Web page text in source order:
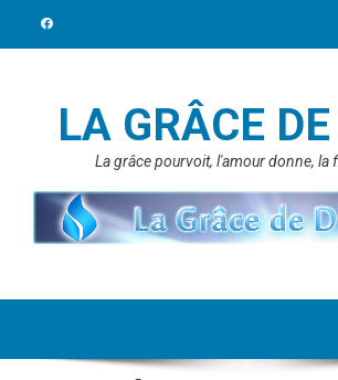
LA GRÂCE
La grâce pourvoit, l'amour donne, la